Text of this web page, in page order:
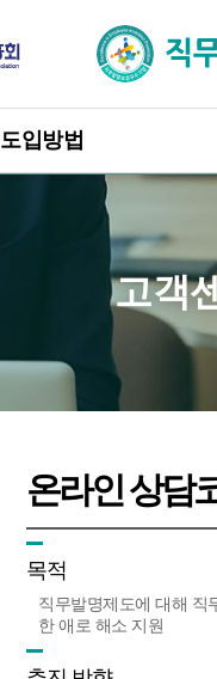
직무발명제도
도입방법
직무발명 권리관계고객
온라인 상담
목적
직무발명제도에 대해 직
한 애로 해소 지원